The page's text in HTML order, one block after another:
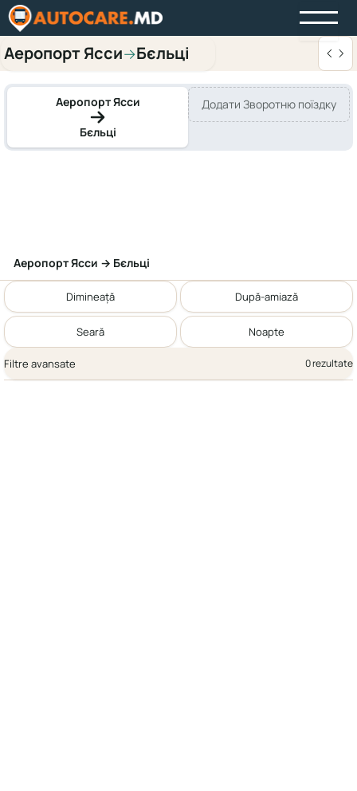
Аеропорт Ясси→Бєльці
Аеропорт Ясси
Бєльці
Додати Зворотню поїздку
Аеропорт Ясси → Бєльці
Dimineață După-amiază
Seară Noapte
Filtre avansate 0 rezultate